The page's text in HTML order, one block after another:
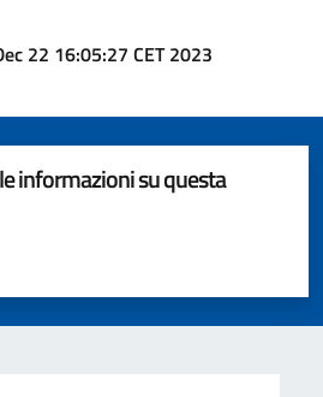
22 16:05:27 CET 2023
informazioni su questa
stelle su 5
su 5
5